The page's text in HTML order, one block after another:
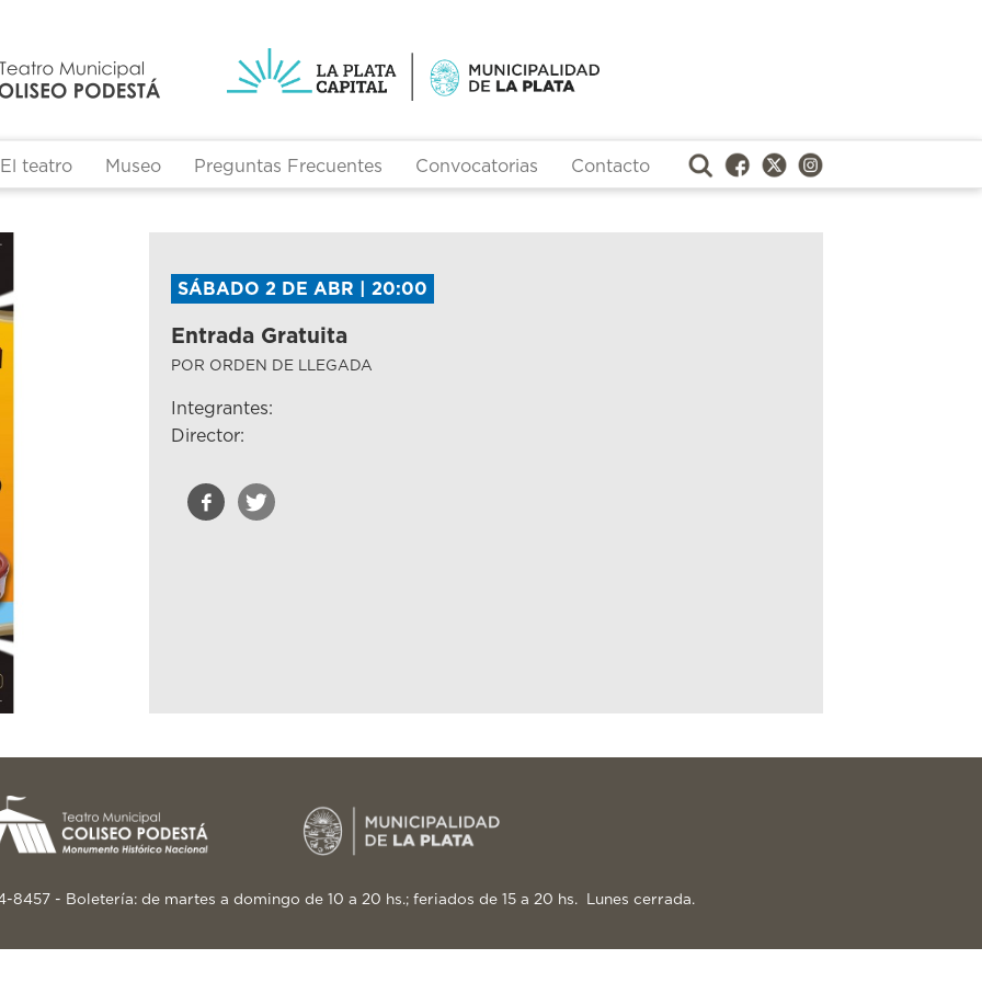
El teatro Museo Preguntas Frecuentes Convocatorias Contacto
SÁBADO 2 DE ABR | 20:00
Entrada Gratuita
POR ORDEN DE LLEGADA
Integrantes:
Director:
8457 - Boletería: de martes a domingo de 10 a 20 hs.; feriados de 15 a 20 hs. Lunes cerrada.